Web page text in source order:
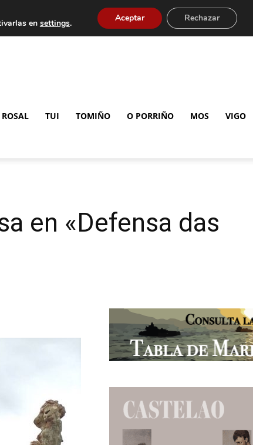
TUI TOMIÑO O PORRIÑO MOS VIGO
en «Defensa das
en settings. Aceptar Rechazar